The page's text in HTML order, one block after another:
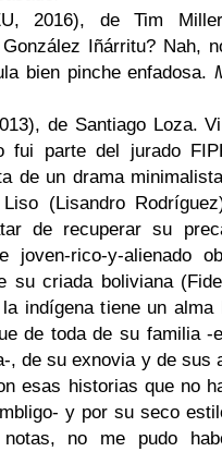
2016), de Tim
Iñárritu? Nah,
bien pinche enfadosa.
de Santiago Loza.
fui parte del jurado
de un drama
(Lisandro
de recuperar su
joven-rico-y-alienado
su criada boliviana
indígena tiene un alma
de toda de su familia -
, de su exnovia y de sus
esas historias que no
y por su seco
no me pudo